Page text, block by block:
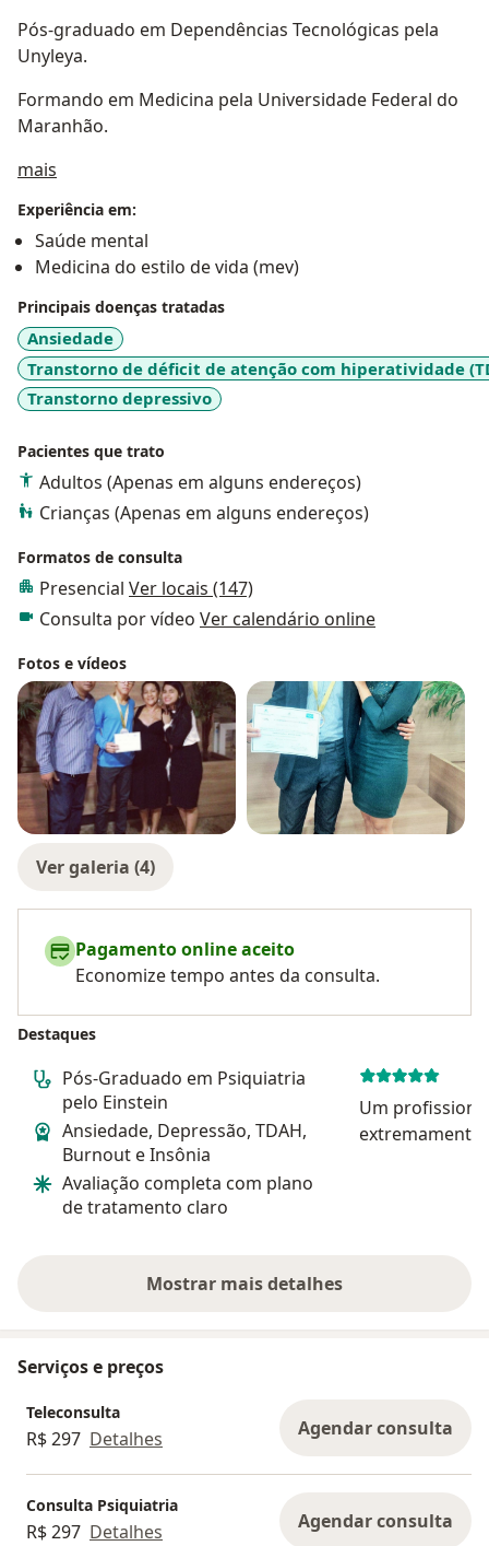
Pós-graduado em Dependências Tecnológicas pela
Unyleya.
Formando em Medicina pela Universidade Federal do
Maranhão.
mais
Experiência em:
Saúde mental
Medicina do estilo de vida (mev)
Principais doenças tratadas
Ansiedade
Transtorno de déficit de atenção com hiperatividade
Transtorno depressivo
Pacientes que trato
Adultos (Apenas em alguns endereços)
Crianças (Apenas em alguns endereços)
Formatos de consulta
Presencial Ver locais (147)
Consulta por vídeo Ver calendário online
Fotos e vídeos
Ver galeria (4)
Pagamento online aceito
Economize tempo antes da consulta.
Destaques
Pós-Graduado em Psiquiatria
pelo Einstein
Ansiedade, Depressão, TDAH,
Burnout e Insônia
Avaliação completa com plano
de tratamento claro
Um
extremamente
Mostrar mais detalhes
sobre a experiência
Serviços e preços
Teleconsulta
R$ 297 Detalhes Agendar consulta
Consulta Psiquiatria
R$ 297 Detalhes Agendar consulta